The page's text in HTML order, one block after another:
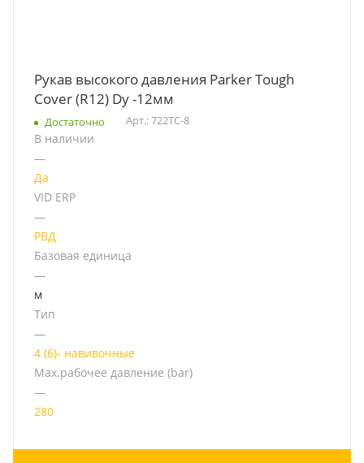
Рукав высокого давления Parker Tough
Cover (R12) Dy -12мм
Достаточно Арт.: 722TC-8
В наличии
—
Да
VID ERP
—
РВД
Базовая единица
—
м
Тип
—
4 (6)- навивочные
Мах.рабочее давление (bar)
—
280